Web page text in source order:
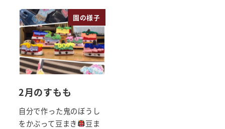
園の様子
2月のすもも
自分で作った鬼のぼうし
をかぶって豆まき
豆ま